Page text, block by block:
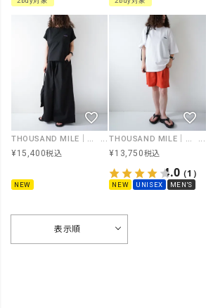
¥15,400税込
NEW
¥13,750税込
4.0（1）
NEW UNISEX MEN'S
表示順